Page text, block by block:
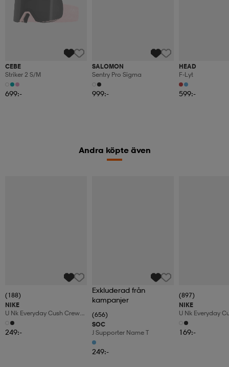
CEBE
Striker 2 S/m
699:-
SALOMON
Sentry Pro Sigma
999:-
HEAD
F-Lyt
599:-
Andra köpte även
(188)
NIKE
U Nk Everyday Cush Crew
6pr-Bd
249:-
Exkluderad från
kampanjer
(656)
SOC
J Supporter Name T
249:-
(897)
NIKE
U Nk Everyday
3pr
169:-